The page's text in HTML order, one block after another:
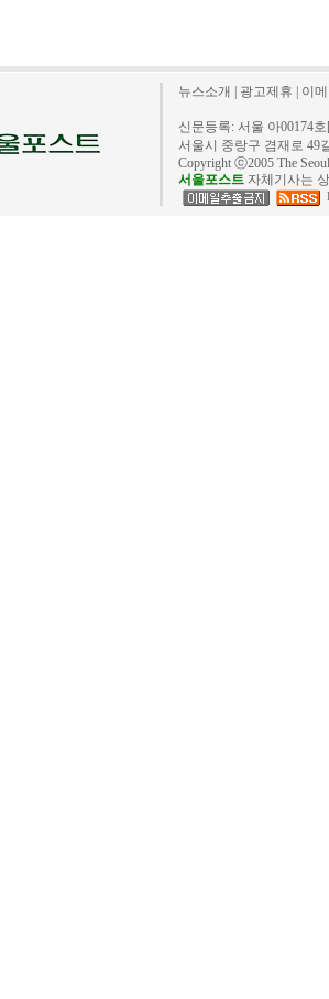
뉴스소개 광고제휴 이
신문등록: 서울 아00174
서울시 중랑구 겸재로 49
Copyright ⓒ2005 The
서울포스트 자체기사는